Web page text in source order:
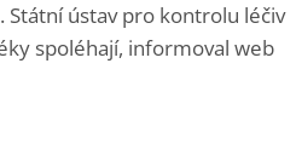
ústav pro kontrolu léčiv
spoléhají, informoval web